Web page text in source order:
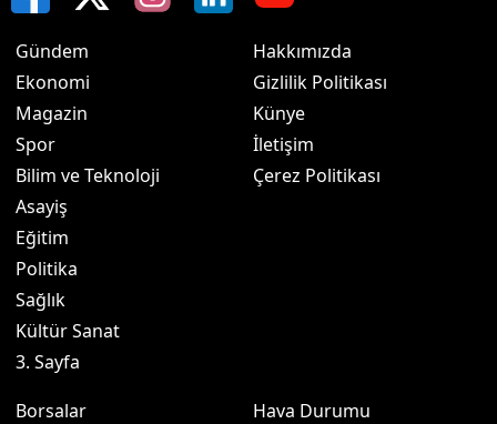
Gündem
Ekonomi
Magazin
Spor
Bilim ve Teknoloji
Asayiş
Eğitim
Politika
Sağlık
Kültür Sanat
3. Sayfa
Hakkımızda
Gizlilik Politikası
Künye
İletişim
Çerez Politikası
Borsalar
Hava Durumu